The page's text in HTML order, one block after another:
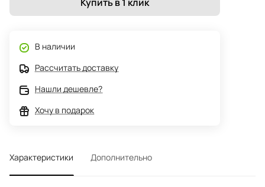
В наличии
Рассчитать доставку
Нашли дешевле?
Хочу в подарок
Характеристики Дополнительно